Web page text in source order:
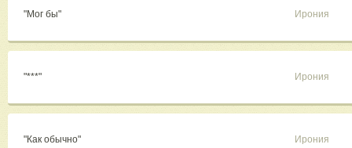
"Мог бы" Ирония
"***" Ирония
"Как обычно" Ирония